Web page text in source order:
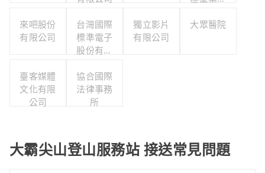
有限公司
來吧股份
有限公司
台灣國際
標準電子
股份有限
福利委員
會
獨立影片
有限公司
大眾醫院
臺客媒體
文化有限
公司
協合國際
法律事務
所
大霸尖山登山服務站 接送常見問題